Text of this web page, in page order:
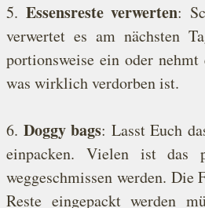
5. Essensreste verwerten:
verwertet es am nächsten
portionsweise ein oder
was wirklich verdorben ist.
6. Doggy bags: Lasst Euch
einpacken. Vielen ist das
weggeschmissen werden. Die